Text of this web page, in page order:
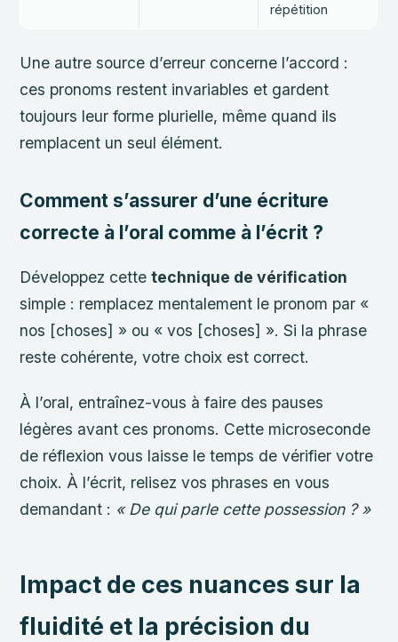
répétition
Une autre source d’erreur concerne l’accord :
ces pronoms restent invariables et gardent
toujours leur forme plurielle, même quand ils
remplacent un seul élément.
Comment s’assurer d’une écriture
correcte à l’oral comme à l’écrit ?
Développez cettetechnique de vérification
simple : remplacez mentalement le pronom par «
nos [choses] » ou « vos [choses] ». Si la phrase
reste cohérente, votre choix est correct.
À l’oral, entraînez-vous à faire des pauses
légères avant ces pronoms. Cette microseconde
de réflexion vous laisse le temps de vérifier votre
choix. À l’écrit, relisez vos phrases en vous
demandant : « De qui parle cette possession ? »
Impact de ces nuances sur la
fluidité et la précision du